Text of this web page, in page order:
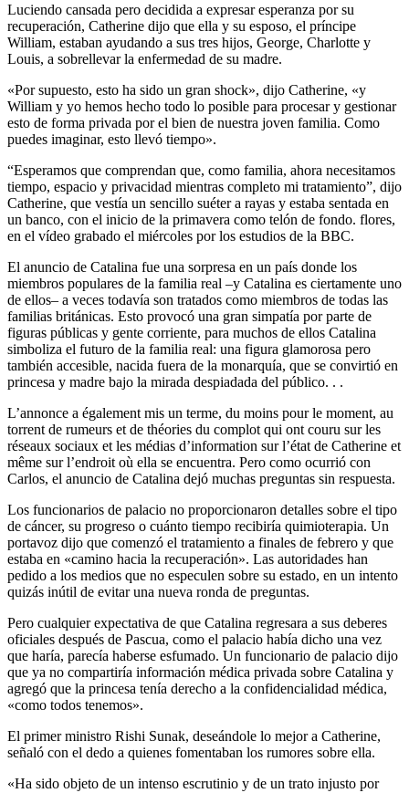
Luciendo cansada pero decidida a expresar esperanza por su
recuperación, Catherine dijo que ella y su esposo, el príncipe
William, estaban ayudando a sus tres hijos, George, Charlotte y
Louis, a sobrellevar la enfermedad de su madre.
«Por supuesto, esto ha sido un gran shock», dijo Catherine, «y
William y yo hemos hecho todo lo posible para procesar y gestionar
esto de forma privada por el bien de nuestra joven familia. Como
puedes imaginar, esto llevó tiempo».
“Esperamos que comprendan que, como familia, ahora necesitamos
tiempo, espacio y privacidad mientras completo mi tratamiento”, dijo
Catherine, que vestía un sencillo suéter a rayas y estaba sentada en
un banco, con el inicio de la primavera como telón de fondo. flores,
en el vídeo grabado el miércoles por los estudios de la BBC.
El anuncio de Catalina fue una sorpresa en un país donde los
miembros populares de la familia real –y Catalina es ciertamente uno
de ellos– a veces todavía son tratados como miembros de todas las
familias británicas. Esto provocó una gran simpatía por parte de
figuras públicas y gente corriente, para muchos de ellos Catalina
simboliza el futuro de la familia real: una figura glamorosa pero
también accesible, nacida fuera de la monarquía, que se convirtió en
princesa y madre bajo la mirada despiadada del público. . .
L’annonce a également mis un terme, du moins pour le moment, au
torrent de rumeurs et de théories du complot qui ont couru sur les
réseaux sociaux et les médias d’information sur l’état de Catherine et
même sur l’endroit où ella se encuentra. Pero como ocurrió con
Carlos, el anuncio de Catalina dejó muchas preguntas sin respuesta.
Los funcionarios de palacio no proporcionaron detalles sobre el tipo
de cáncer, su progreso o cuánto tiempo recibiría quimioterapia. Un
portavoz dijo que comenzó el tratamiento a finales de febrero y que
estaba en «camino hacia la recuperación». Las autoridades han
pedido a los medios que no especulen sobre su estado, en un intento
quizás inútil de evitar una nueva ronda de preguntas.
Pero cualquier expectativa de que Catalina regresara a sus deberes
oficiales después de Pascua, como el palacio había dicho una vez
que haría, parecía haberse esfumado. Un funcionario de palacio dijo
que ya no compartiría información médica privada sobre Catalina y
agregó que la princesa tenía derecho a la confidencialidad médica,
«como todos tenemos».
El primer ministro Rishi Sunak, deseándole lo mejor a Catherine,
señaló con el dedo a quienes fomentaban los rumores sobre ella.
«Ha sido objeto de un intenso escrutinio y de un trato injusto por